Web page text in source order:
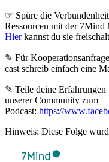
☞ Spüre die
Ressourcen mit der 7Mind
Hierkannst du sie
✎ Für
cast schreib ein­fach eine
✎ Teile deine Erfahrungen
unserer Community zum
Podcast: https://
Hinweis: Diese Folge